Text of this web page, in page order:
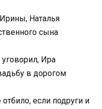
Наталья
сына
Ира
в дорогом
если подруги и